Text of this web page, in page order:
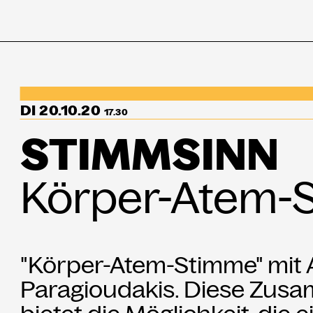
↳Summer
Besuch
Ausstellungen
Haus
DI 20.10.20 17.30
STIMMSINN
Körper-Atem-
"Körper-Atem-Stimme" mit
Paragioudakis. Diese